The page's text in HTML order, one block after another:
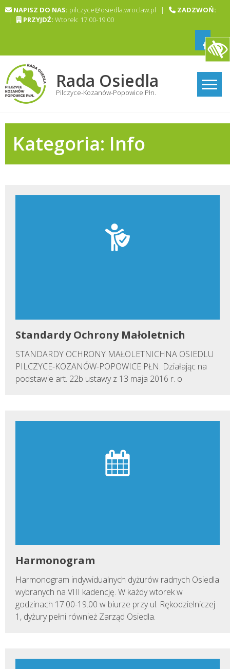
Skip NAPISZ DO NAS: pilczyce@osiedla.wroclaw.pl |
ZADZWOŃ:
|
PRZYJDŹ: Wtorek: 17.00-19.00
Rada Osiedla
Pilczyce-Kozanów-Popowice Płn.
Kategoria: Info
Standardy Ochrony Małoletnich
STANDARDY OCHRONY MAŁOLETNICHNA OSIEDLU
PILCZYCE-KOZANÓW-POPOWICE PŁN. Działając na
podstawie art. 22b ustawy z 13 maja 2016 r. o
Harmonogram
Harmonogram indywidualnych dyżurów radnych Osiedla
wybranych na VIII kadencję. W każdy wtorek w
godzinach 17.00-19.00 w biurze przy ul. Rękodzielniczej
1, dyżury pełni również Zarząd Osiedla.